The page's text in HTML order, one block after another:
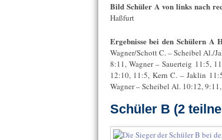
Bild Schüler A von links nach
Haßfurt
Ergebnisse bei den Schülern A
Wagner/Schott C. – Scheibel Al./
8:11, Wagner – Sauerteig 11:5,
12:10, 11:5, Kern C. – Jaklin
Wagner – Scheibel Al. 10:12,
Schüler B (2